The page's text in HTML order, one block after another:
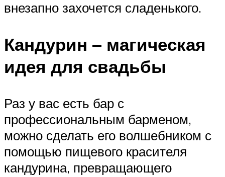
внезапно захочется сладенького.
Кандурин – магическая
идея для свадьбы
Раз у вас есть бар с
профессиональным барменом,
можно сделать его волшебником с
помощью пищевого красителя
кандурина, превращающего